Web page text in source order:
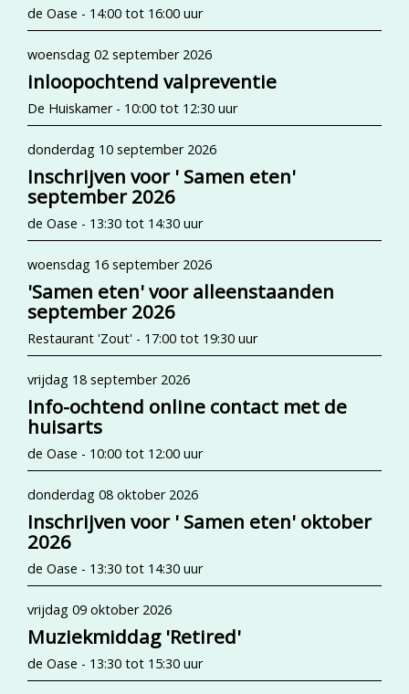
de Oase - 14:00 tot 16:00 uur
woensdag 02 september 2026
inloopochtend valpreventie
De Huiskamer - 10:00 tot 12:30 uur
donderdag 10 september 2026
Inschrijven voor ' Samen eten'
september 2026
de Oase - 13:30 tot 14:30 uur
woensdag 16 september 2026
'Samen eten' voor alleenstaanden
september 2026
Restaurant 'Zout' - 17:00 tot 19:30 uur
vrijdag 18 september 2026
Info-ochtend online contact met de
huisarts
de Oase - 10:00 tot 12:00 uur
donderdag 08 oktober 2026
Inschrijven voor ' Samen eten' oktober
2026
de Oase - 13:30 tot 14:30 uur
vrijdag 09 oktober 2026
Muziekmiddag 'Retired'
de Oase - 13:30 tot 15:30 uur